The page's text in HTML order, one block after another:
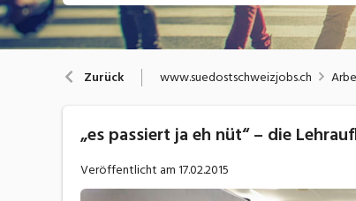
13 Fragen - 13 Antworten
Bewerbung / Rekrutierung
Zurück www.suedostschweizjobs.ch
„es passiert ja eh nüt“ – die
Veröffentlicht am17.02.2015